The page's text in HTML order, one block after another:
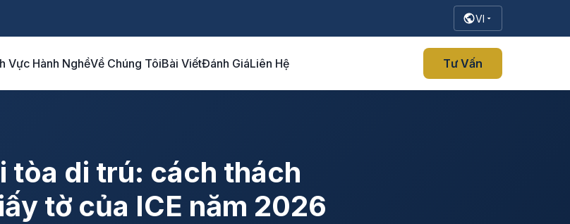
VI
Vực Hành NghềVề Chúng TôiBài ViếtĐánh GiáLiên Hệ Tư Vấn
tòa di trú: cách thách
tờ của ICE năm 2026